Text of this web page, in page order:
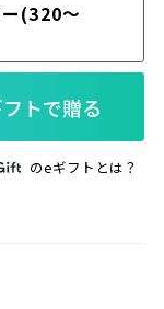
(320～
のeギフトとは？